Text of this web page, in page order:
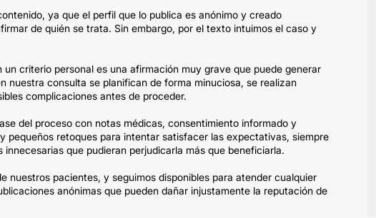
ya que el perfil que lo publica es anónimo y creado
de quién se trata. Sin embargo, por el texto intuimos el caso y
criterio personal es una afirmación muy grave que puede generar
consulta se planifican de forma minuciosa, se realizan
complicaciones antes de proceder.
del proceso con notas médicas, consentimiento informado y
retoques para intentar satisfacer las expectativas, siempre
que pudieran perjudicarla más que beneficiarla.
pacientes, y seguimos disponibles para atender cualquier
anónimas que pueden dañar injustamente la reputación de